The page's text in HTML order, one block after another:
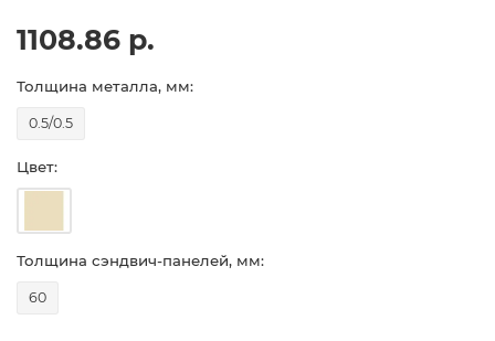
1108.86 р.
Толщина металла, мм:
0.5/0.5
Цвет:
Толщина сэндвич-панелей, мм:
60